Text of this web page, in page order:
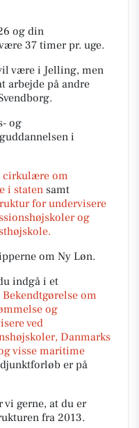
og din
37 timer pr. uge.
være i Jelling, men
arbejde på andre
og
i
cirkulære om
i statensamt
for undervisere
og
om Ny Løn.
indgå i et
Bekendtgørelse om
og
ved
Danmarks
visse maritime
er på
vi gerne, at du er
fra 2013.